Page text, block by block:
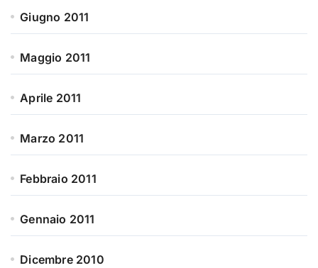
Giugno 2011
Maggio 2011
Aprile 2011
Marzo 2011
Febbraio 2011
Gennaio 2011
Dicembre 2010